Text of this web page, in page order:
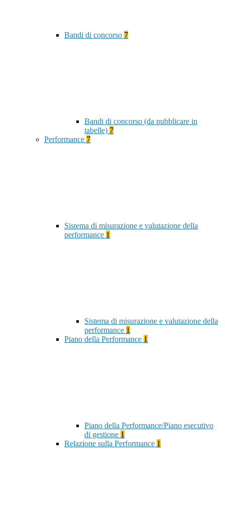
Bandi di concorso 7
Bandi di concorso (da pubblicare in
tabelle) 7
Performance 7
Sistema di misurazione e valutazione della
performance 1
Sistema di misurazione e valutazione della
performance 1
Piano della Performance 1
Piano della Performance/Piano esecutivo
di gestione 1
Relazione sulla Performance 1